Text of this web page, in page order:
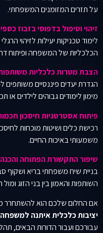
על תזרים המזומנים המשפחתי.
זיהוי וטיפול בדפוסי בזבוז
לימוד טכניקות יעילות לזיהוי
הכלכליות של המשפחה ופיתוח
הצבת מטרות כלכליות
הגדרת יעדים פיננסיים משותפים
מימון לימודים גבוהים לילדים או
פיתוח אסטרטגיות חיסכון
רכישת כלים ושיטות מוכחות
משמעותי באיכות החיים.
שיפור התקשורת הפתוחה
בניית שיח משפחתי בריא ושקוף
השותפות והאמון בין בני הזוג ומול
אם החלום שלכם הוא להשתחרר
יציבות כלכלית איתנה למשפחה
עבורכם ועבור הדורות הבאים,